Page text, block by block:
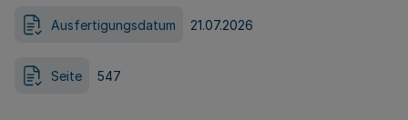
Ausfertigungsdatum 21.07.2026
Seite 547